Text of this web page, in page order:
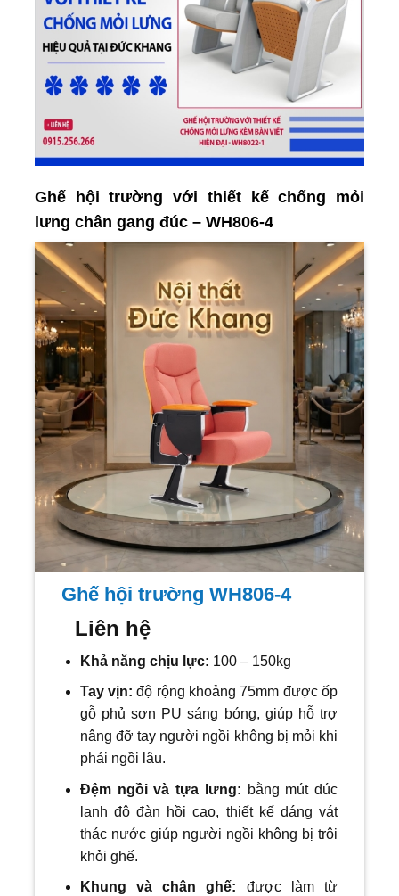
Ghế hội trường với thiết kế chống mỏi
lưng chân gang đúc – WH806-4
Ghế hội trường WH806-4
Liên hệ
Khả năng chịu lực: 100 – 150kg
Tay vịn: độ rộng khoảng 75mm được ốp
gỗ phủ sơn PU sáng bóng, giúp hỗ trợ
nâng đỡ tay người ngồi không bị mỏi khi
phải ngồi lâu.
Đệm ngồi và tựa lưng: bằng mút đúc
lạnh độ đàn hồi cao, thiết kế dáng vát
thác nước giúp người ngồi không bị trôi
khỏi ghế.
Khung và chân ghế: được làm từ